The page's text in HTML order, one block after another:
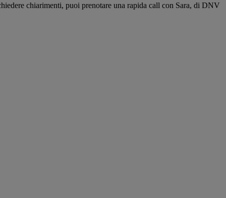
chiarimenti, puoi prenotare una rapida call con Sara, di DNV